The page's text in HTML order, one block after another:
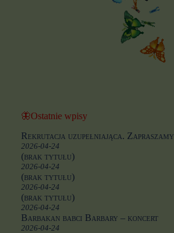
🦋Ostatnie wpisy
Rekrutacja uzupełniająca. Zapraszamy
2026-04-24
(brak tytułu)
2026-04-24
(brak tytułu)
2026-04-24
(brak tytułu)
2026-04-24
Barbakan babci Barbary – koncert
2026-04-24